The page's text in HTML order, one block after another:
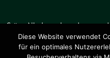
Grüne Niedersachsen benutzt
freie grüne Themesunflower ‐
Angebot derverdigado eG.
Diese Website verwendet
für ein optimales